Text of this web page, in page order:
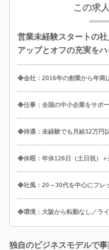
この求
営業未経験スタートの
アップとオフの充実を
◆会社：2016年の創業から年商
◆仕事：全国の中小企業をサポ
◆待遇：未経験でも月給32万円
◆休暇：年休126日（土日祝）
◆社風：20～30代を中心にフレ
◆環境：大阪から転勤なし／ラ
独自のビジネスモデルで